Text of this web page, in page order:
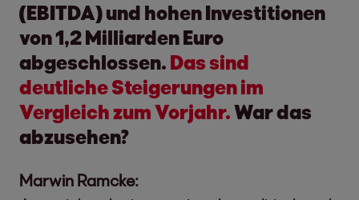
(EBITDA) und hohen Investitionen
von 1,2 Milliarden Euro
abgeschlossen. Das sind
deutliche Steigerungen im
Vergleich zum Vorjahr.War das
abzusehen?
Marwin Ramcke: